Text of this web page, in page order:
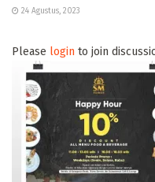
24 Agustus, 2023
Please login to join